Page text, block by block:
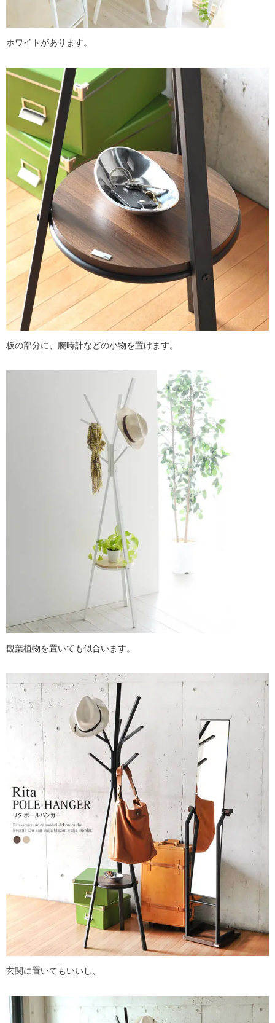
ホワイトがあります。
板の部分に、腕時計などの小物を置けます。
観葉植物を置いても似合います。
玄関に置いてもいいし、